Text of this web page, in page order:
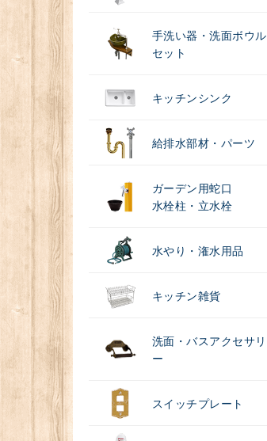
手洗い器・洗面ボウル
セット
キッチンシンク
給排水部材・パーツ
ガーデン用蛇口
水栓柱・立水栓
水やり・潅水用品
キッチン雑貨
洗面・バスアクセサリ
ー
スイッチプレート